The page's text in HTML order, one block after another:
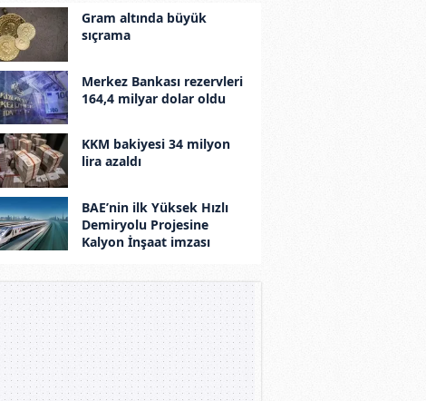
Gram altında büyük
sıçrama
Merkez Bankası rezervleri
164,4 milyar dolar oldu
KKM bakiyesi 34 milyon
lira azaldı
BAE’nin ilk Yüksek Hızlı
Demiryolu Projesine
Kalyon İnşaat imzası